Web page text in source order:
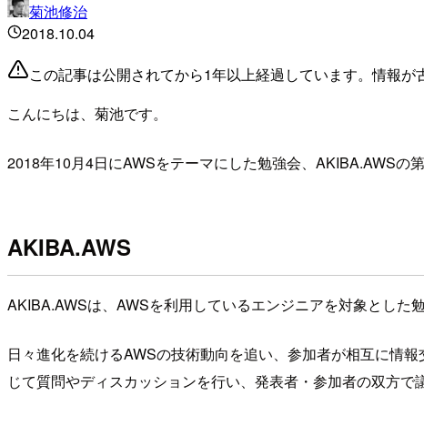
菊池修治
2018.10.04
この記事は公開されてから1年以上経過しています。情報が
こんにちは、菊池です。
2018年10月4日にAWSをテーマにした勉強会、AKIBA.AWSの
AKIBA.AWS
AKIBA.AWSは、AWSを利用しているエンジニアを対象とした勉
日々進化を続けるAWSの技術動向を追い、参加者が相互に情
じて質問やディスカッションを行い、発表者・参加者の双方で